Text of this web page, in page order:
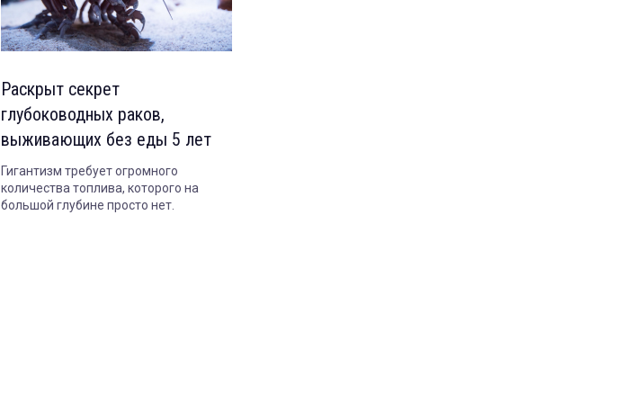
Раскрыт секрет
глубоководных раков,
выживающих без еды 5 лет
Гигантизм требует огромного
количества топлива, которого на
большой глубине просто нет.